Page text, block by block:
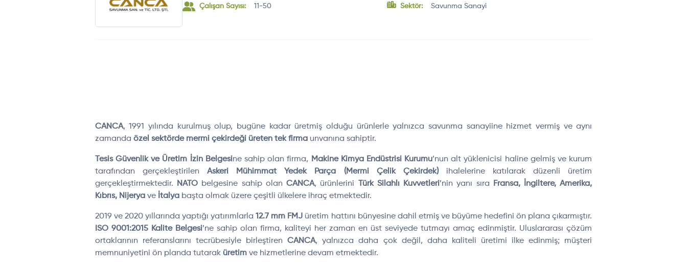
Çalışan Sayısı: 11-50 Sektör: Savunma Sanayi
CANCA, 1991 yılında kurulmuş olup, bugüne kadar üretmiş olduğu ürünlerle yalnızca savunma sanayiine hizmet vermiş ve aynı
zamanda özel sektörde mermi çekirdeği üreten tek firmaunvanına sahiptir.
Tesis Güvenlik ve Üretim İzin Belgesine sahip olan firma, Makine Kimya Endüstrisi Kurumu’nun alt yüklenicisi haline gelmiş ve kurum
tarafından gerçekleştirilenAskeri Mühimmat Yedek Parça (Mermi Çelik Çekirdek)ihalelerine katılarak düzenli üretim
gerçekleştirmektedir.
NATO belgesine sahip olanCANCA, ürünlerini Türk Silahlı Kuvvetleri’nin yanı sıra
Fransa, İngiltere, Amerika,
Kıbrıs, Nijeryave İtalyabaşta olmak üzere çeşitli ülkelere ihraç etmektedir.
2019 ve 2020 yıllarında yaptığı yatırımlarla12.7 mm FMJ üretim hattını bünyesine dahil etmiş ve büyüme hedefini ön plana çıkarmıştır.
ISO 9001:2015 Kalite Belgesi’ne sahip olan firma, kaliteyi her zaman en üst seviyede tutmayı amaç edinmiştir. Uluslararası çözüm
ortaklarının referanslarını tecrübesiyle birleştirenCANCA, yalnızca daha çok değil, daha kaliteli üretimi ilke edinmiş; müşteri
memnuniyetini ön planda tutarak üretimve hizmetlerine devam etmektedir.